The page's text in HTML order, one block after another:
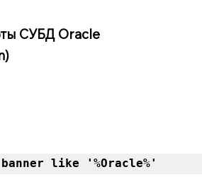
СУБД Oracle
like '%Oracle%'